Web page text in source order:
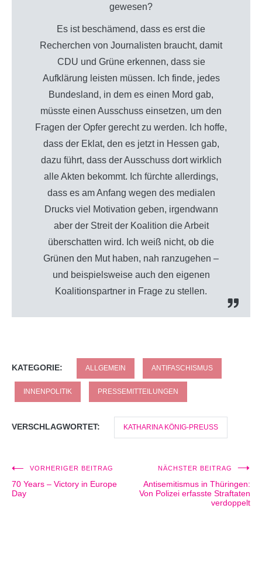
gewesen?
Es ist beschämend, dass es erst die
Recherchen von Journalisten braucht, damit
CDU und Grüne erkennen, dass sie
Aufklärung leisten müssen. Ich finde, jedes
Bundesland, in dem es einen Mord gab,
müsste einen Ausschuss einsetzen, um den
Fragen der Opfer gerecht zu werden. Ich hoffe,
dass der Eklat, den es jetzt in Hessen gab,
dazu führt, dass der Ausschuss dort wirklich
alle Akten bekommt. Ich fürchte allerdings,
dass es am Anfang wegen des medialen
Drucks viel Motivation geben, irgendwann
aber der Streit der Koalition die Arbeit
überschatten wird. Ich weiß nicht, ob die
Grünen den Mut haben, nah ranzugehen –
und beispielsweise auch den eigenen
Koalitionspartner in Frage zu stellen.
KATEGORIE: ALLGEMEIN ANTIFASCHISMUS
INNENPOLITIK PRESSEMITTEILUNGEN
VERSCHLAGWORTET: KATHARINA KÖNIG-PREUSS
Beitragsnavigation
VORHERIGER BEITRAG
70 Years – Victory in Europe
Day
NÄCHSTER BEITRAG
Antisemitismus in Thüringen:
Von Polizei erfasste Straftaten
verdoppelt